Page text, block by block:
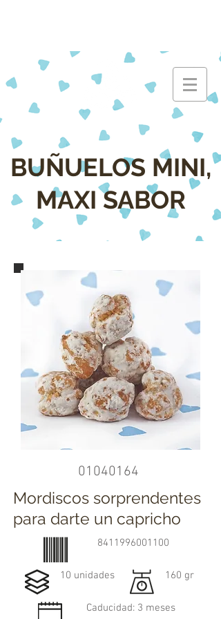
BUÑUELOS MINI,
MAXI SABOR
01040164
Mordiscos sorprendentes
para darte un capricho
8411996001100
10 unidades 160 gr
Caducidad: 3 meses